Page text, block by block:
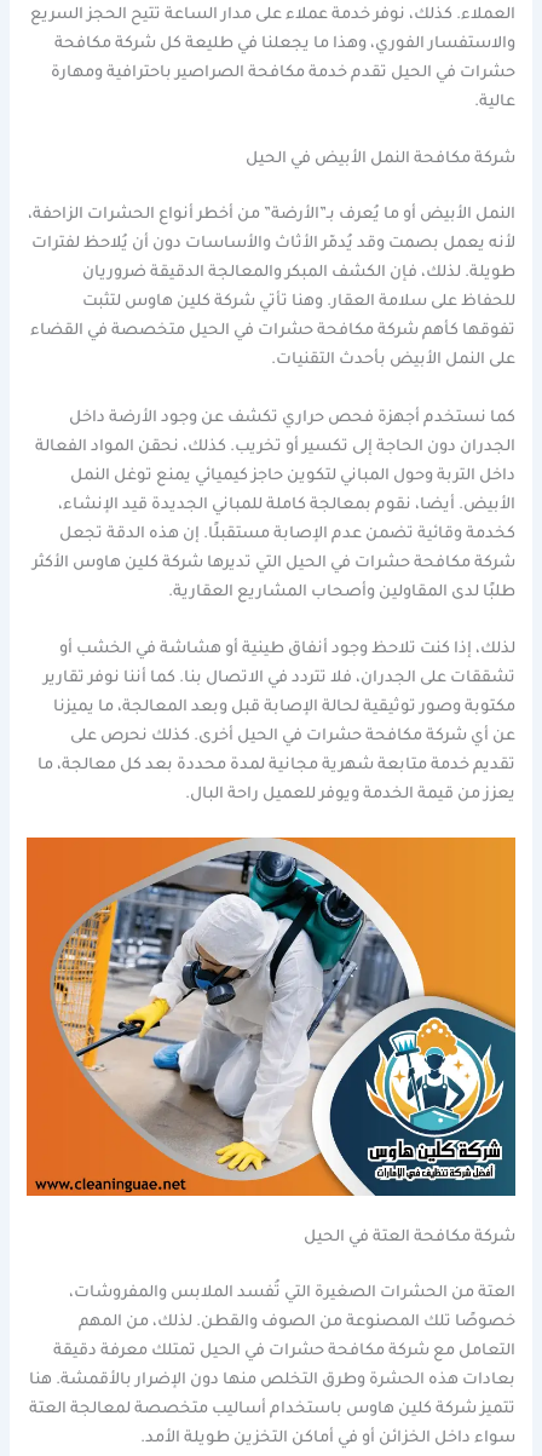
العملاء. كذلك، نوفر خدمة عملاء على مدار الساعة تتيح الحجز السريع
والاستفسار الفوري، وهذا ما يجعلنا في طليعة كل شركة مكافحة
حشرات في الحيل تقدم خدمة مكافحة الصراصير باحترافية ومهارة
عالية.
شركة مكافحة النمل الأبيض في الحيل
النمل الأبيض أو ما يُعرف بـ”الأرضة” من أخطر أنواع الحشرات الزاحفة،
لأنه يعمل بصمت وقد يُدمّر الأثاث والأساسات دون أن يُلاحظ لفترات
طويلة. لذلك، فإن الكشف المبكر والمعالجة الدقيقة ضروريان
للحفاظ على سلامة العقار. وهنا تأتي شركة كلين هاوس لتثبت
تفوقها كأهم شركة مكافحة حشرات في الحيل متخصصة في القضاء
على النمل الأبيض بأحدث التقنيات.
كما نستخدم أجهزة فحص حراري تكشف عن وجود الأرضة داخل
الجدران دون الحاجة إلى تكسير أو تخريب. كذلك، نحقن المواد الفعالة
داخل التربة وحول المباني لتكوين حاجز كيميائي يمنع توغل النمل
الأبيض. أيضا، نقوم بمعالجة كاملة للمباني الجديدة قيد الإنشاء،
كخدمة وقائية تضمن عدم الإصابة مستقبلًا. إن هذه الدقة تجعل
شركة مكافحة حشرات في الحيل التي تديرها شركة كلين هاوس الأكثر
طلبًا لدى المقاولين وأصحاب المشاريع العقارية.
لذلك، إذا كنت تلاحظ وجود أنفاق طينية أو هشاشة في الخشب أو
تشققات على الجدران، فلا تتردد في الاتصال بنا. كما أننا نوفر تقارير
مكتوبة وصور توثيقية لحالة الإصابة قبل وبعد المعالجة، ما يميزنا
عن أي شركة مكافحة حشرات في الحيل أخرى. كذلك نحرص على
تقديم خدمة متابعة شهرية مجانية لمدة محددة بعد كل معالجة، ما
يعزز من قيمة الخدمة ويوفر للعميل راحة البال.
شركة مكافحة العتة في الحيل
العتة من الحشرات الصغيرة التي تُفسد الملابس والمفروشات،
خصوصًا تلك المصنوعة من الصوف والقطن. لذلك، من المهم
التعامل مع شركة مكافحة حشرات في الحيل تمتلك معرفة دقيقة
بعادات هذه الحشرة وطرق التخلص منها دون الإضرار بالأقمشة. هنا
تتميز شركة كلين هاوس باستخدام أساليب متخصصة لمعالجة العتة
سواء داخل الخزائن أو في أماكن التخزين طويلة الأمد.